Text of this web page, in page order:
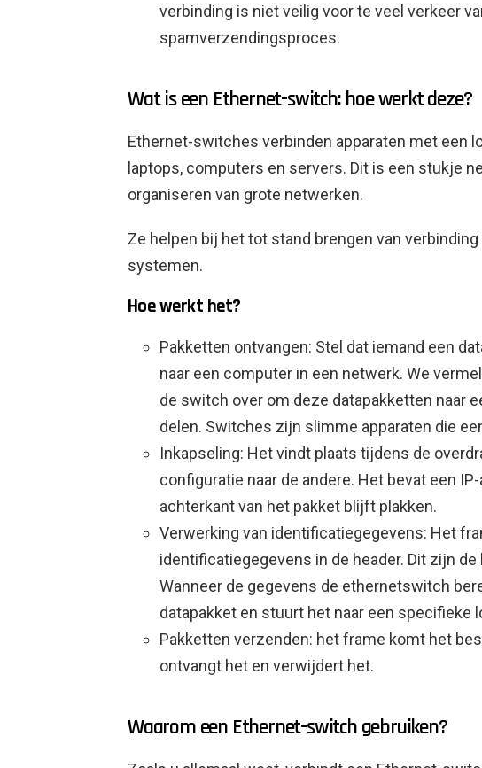
verbinding is niet veilig voor te veel verkeer
spamverzendingsproces.
Wat is een Ethernet-switch: hoe werkt deze?
Ethernet-switches verbinden apparaten met een
laptops, computers en servers. Dit is een stukje
organiseren van grote netwerken.
Ze helpen bij het tot stand brengen van
systemen.
Hoe werkt het?
Pakketten ontvangen: Stel dat iemand een
naar een computer in een netwerk. We
de switch over om deze datapakketten naar
delen. Switches zijn slimme apparaten die
Inkapseling: Het vindt plaats tijdens de
configuratie naar de andere. Het bevat een
achterkant van het pakket blijft plakken.
Verwerking van identificatiegegevens: Het
identificatiegegevens in de header. Dit zijn
Wanneer de gegevens de ethernetswitch
datapakket en stuurt het naar een specifieke
Pakketten verzenden: het frame komt het
ontvangt het en verwijdert het.
Waarom een ​​Ethernet-switch gebruiken?